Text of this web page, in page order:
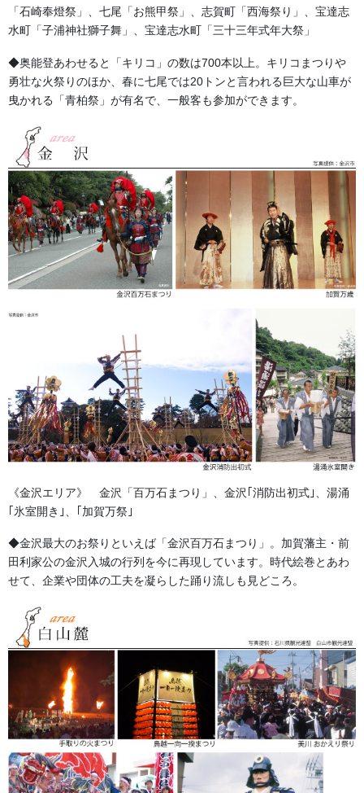
カテゴリー 幕・のぼり、生地
幕・のぼり
前の記事
房(ふさ) 揚巻房
幕・のぼり
次の記事
のぼり用おもし 猿子
2018/08/02
法被・はっぴ・はんてん・印半纏
お祭備品と豆知識
お祭用品・品目
獅子舞・衣裳・別仕立・小物
祭り前掛け・けんたい・胸当て
提灯 祭
生地
お知らせ
2026年8月
2026年7月
2026年6月
「石崎奉燈祭」、七尾「お熊甲祭」、志賀町「西海祭り」、宝達志
水町「子浦神社獅子舞」、宝達志水町「三十三年式年大祭」
◆奥能登あわせると「キリコ」の数は700本以上。キリコまつりや
勇壮な火祭りのほか、春に七尾では20トンと言われる巨大な山車が
曳かれる「青柏祭」が有名で、一般客も参加ができます。
《金沢エリア》 金沢「百万石まつり」、金沢｢消防出初式｣、湯涌
｢氷室開き｣、｢加賀万祭｣
◆金沢最大のお祭りといえば「金沢百万石まつり」。加賀藩主・前
田利家公の金沢入城の行列を今に再現しています。時代絵巻とあわ
せて、企業や団体の工夫を凝らした踊り流しも見どころ。